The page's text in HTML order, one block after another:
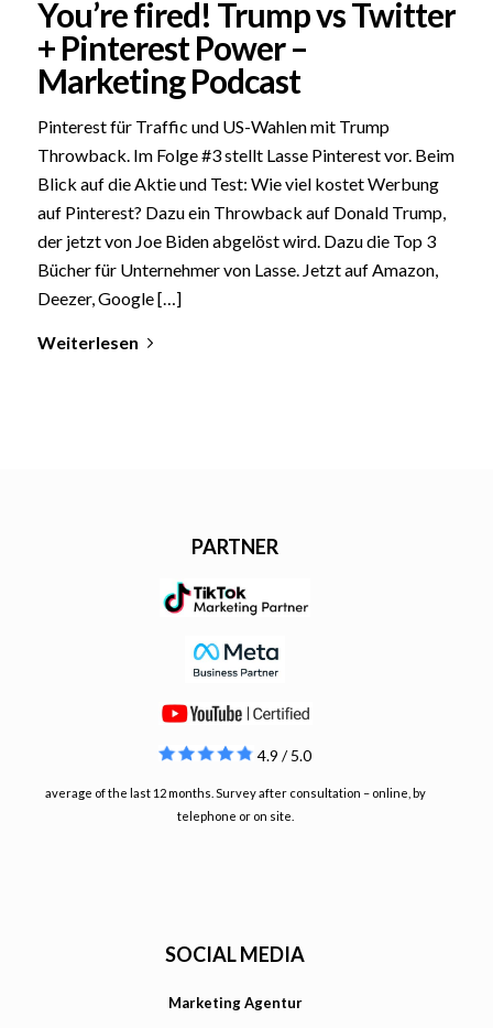
You’re fired! Trump vs Twitter
+ Pinterest Power –
Marketing Podcast
Pinterest für Traffic und US-Wahlen mit Trump
Throwback. Im Folge #3 stellt Lasse Pinterest vor. Beim
Blick auf die Aktie und Test: Wie viel kostet Werbung
auf Pinterest? Dazu ein Throwback auf Donald Trump,
der jetzt von Joe Biden abgelöst wird. Dazu die Top 3
Bücher für Unternehmer von Lasse. Jetzt auf Amazon,
Deezer, Google […]
Weiterlesen
PARTNER
4.9 / 5.0
average of the last 12 months. Survey after consultation – online, by
telephone or on site.
SOCIAL MEDIA
Marketing Agentur